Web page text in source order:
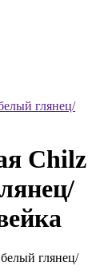
глянец/
Chilz